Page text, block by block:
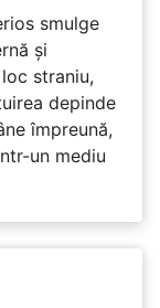
smulge
și
straniu,
depinde
împreună,
un mediu